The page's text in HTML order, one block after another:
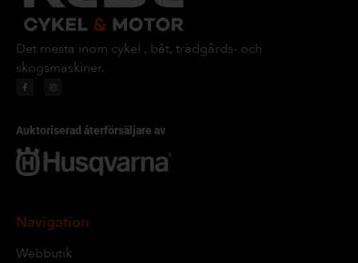
Det mesta inom cykel , båt, trädgårds- och
skogsmaskiner.
Auktoriserad återförsäljare av
Navigation
Webbutik